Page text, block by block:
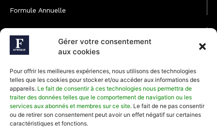
Gérer votre consentement
aux cookies
Pour offrir les meilleures expériences, nous utilisons des technologies
telles que les cookies pour stocker et/ou accéder aux informations des
appareils. Le fait de consentir à ces technologies nous permettra de
traiter des données telles que le comportement de navigation ou les
services aux abonnés et membres sur ce site. Le fait de ne pas consentir
ou de retirer son consentement peut avoir un effet négatif sur certaines
caractéristiques et fonctions.
Formule Annuelle
JOINDRE L'ÉQUIPE
Rédaction
Développement commercial
Communiquer avec Forbes Afrique
Média Kit 2026